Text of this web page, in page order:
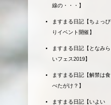
線の・・・】
ますまる日記【ちょっぴ
りイベント開催】
ますまる日記【となみら
いフェス2019】
ますまる日記【解禁は食
べたがけ？】
ますまる日記【いよい